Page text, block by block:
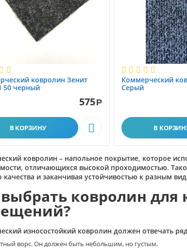
ковролин Зенит
50 черный
575Р
В КОРЗИНУ 
Коммерческий
Серый
В
ковролин – напольное покрытие, которое
отличающихся высокой проходимостью.
качества и заканчивая устойчивостью к разным
ковролин для
износостойкий ковролин должен отвечать
ворс. Он должен быть небольшим, но густым.